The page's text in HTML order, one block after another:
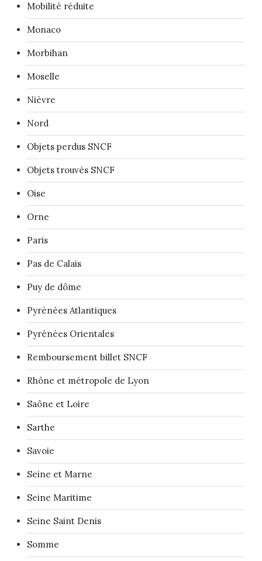
Mobilité réduite
Monaco
Morbihan
Moselle
Nièvre
Nord
Objets perdus SNCF
Objets trouvés SNCF
Oise
Orne
Paris
Pas de Calais
Puy de dôme
Pyrénées Atlantiques
Pyrénées Orientales
Remboursement billet SNCF
Rhône et métropole de Lyon
Saône et Loire
Sarthe
Savoie
Seine et Marne
Seine Maritime
Seine Saint Denis
Somme